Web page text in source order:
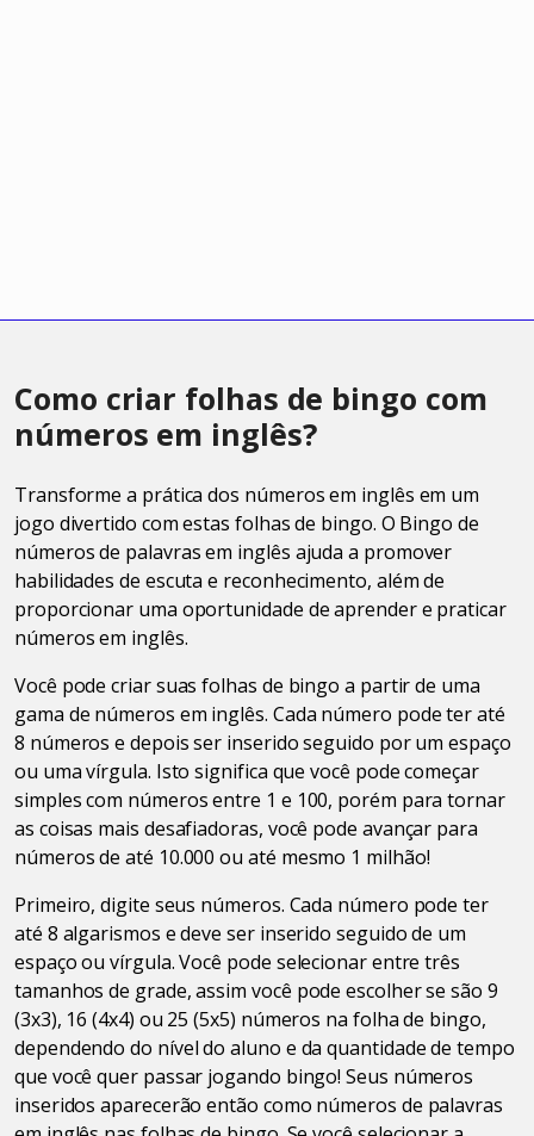
Como criar folhas de bingo com
números em inglês?
Transforme a prática dos números em inglês em um
jogo divertido com estas folhas de bingo. O Bingo de
números de palavras em inglês ajuda a promover
habilidades de escuta e reconhecimento, além de
proporcionar uma oportunidade de aprender e praticar
números em inglês.
Você pode criar suas folhas de bingo a partir de uma
gama de números em inglês. Cada número pode ter até
8 números e depois ser inserido seguido por um espaço
ou uma vírgula. Isto significa que você pode começar
simples com números entre 1 e 100, porém para tornar
as coisas mais desafiadoras, você pode avançar para
números de até 10.000 ou até mesmo 1 milhão!
Primeiro, digite seus números. Cada número pode ter
até 8 algarismos e deve ser inserido seguido de um
espaço ou vírgula. Você pode selecionar entre três
tamanhos de grade, assim você pode escolher se são 9
(3x3), 16 (4x4) ou 25 (5x5) números na folha de bingo,
dependendo do nível do aluno e da quantidade de tempo
que você quer passar jogando bingo! Seus números
inseridos aparecerão então como números de palavras